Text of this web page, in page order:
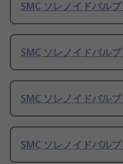
SMC ソレノイドバル
SMC ソレノイドバル
SMC ソレノイドバル
SMC ソレノイドバル